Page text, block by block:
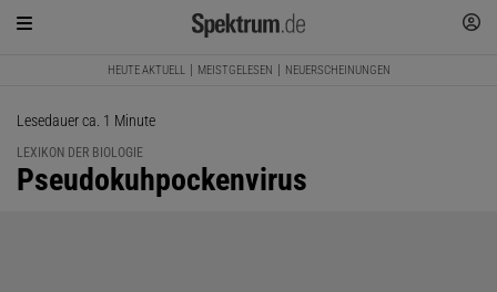
HEUTE AKTUELL MEISTGELESEN NEUERSCHEINUNGEN
Lesedauer ca. 1 Minute
LEXIKON DER BIOLOGIE
:
Pseudokuhpockenvirus